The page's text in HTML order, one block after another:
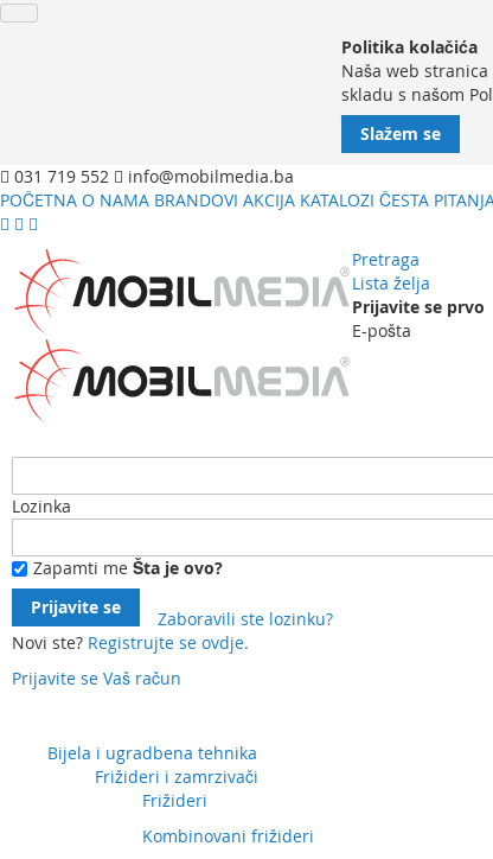
Politika kolačića
Naša web
skladu s našom
Slažem se
031 719 552
info@mobilmedia.ba
POČETNA O NAMA BRANDOVI AKCIJA KATALOZI ČESTA
Pretraga
Lista želja
Prijavite se prvo
E-pošta
Lozinka
Zapamti me Šta je ovo?
Prijavite se
Zaboravili ste lozinku?
Novi ste? Registrujte se ovdje.
Prijavite se Vaš račun
sadržajBijela i ugradbena tehnika
Frižideri i zamrzivači
Frižideri
Kombinovani frižideri